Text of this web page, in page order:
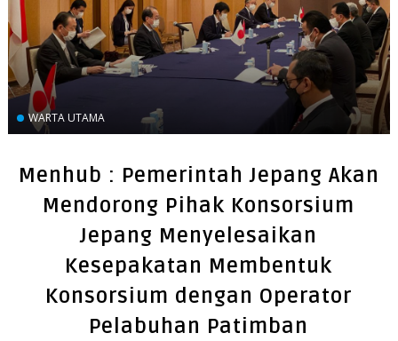
WARTA UTAMA
Menhub : Pemerintah Jepang Akan
Mendorong Pihak Konsorsium
Jepang Menyelesaikan
Kesepakatan Membentuk
Konsorsium dengan Operator
Pelabuhan Patimban